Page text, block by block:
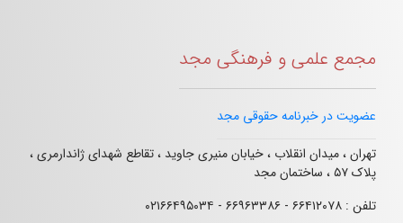
مجمع علمی و فرهنگی مجد
عضویت در خبرنامه حقوقی مجد
تهران ، میدان انقلاب ، خیابان منیری جاوید ، تقاطع شهدای ژاندارمری ،
پلاک ۵۷ ، ساختمان مجد
تلفن : ۶۶۴۱۲۰۷۸ - ۶۶۹۶۳۳۸۶ - ۰۲۱۶۶۴۹۵۰۳۴